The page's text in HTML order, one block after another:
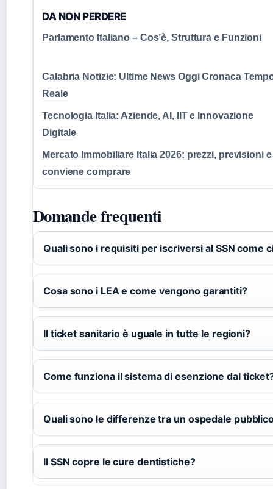
DA NON PERDERE
Parlamento Italiano – Cos’è, Struttura e Funzioni
Calabria Notizie: Ultime News Oggi Cronaca
Reale
Tecnologia Italia: Aziende, AI, IIT e Innovazione
Digitale
Mercato Immobiliare Italia 2026: prezzi, previsioni e
conviene comprare
Domande frequenti
Quali sono i requisiti per iscriversi al SSN come
Cosa sono i LEA e come vengono garantiti?
Il ticket sanitario è uguale in tutte le regioni?
Come funziona il sistema di esenzione dal
Quali sono le differenze tra un ospedale
Il SSN copre le cure dentistiche?